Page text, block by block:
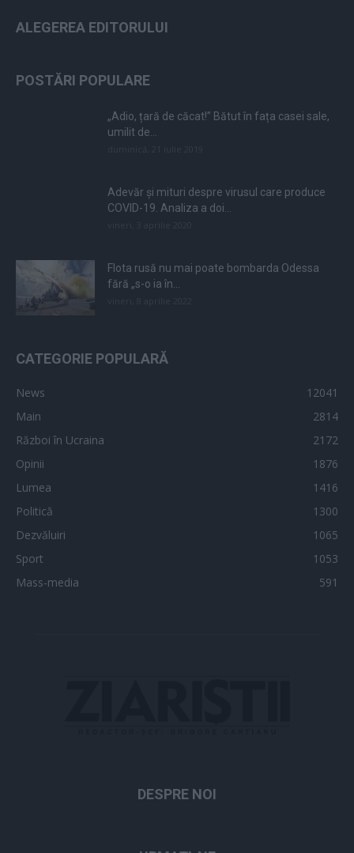
ALEGEREA EDITORULUI
POSTĂRI POPULARE
„Adio, țară de căcat!” Bătut în fața casei sale,
umilit de...
Adevăr și mituri despre virusul care produce
COVID-19. Analiza a doi...
Flota rusă nu mai poate bombarda Odessa
fără „s-o ia în...
CATEGORIE POPULARĂ
News
12041
Main
2814
Război în Ucraina
2172
Opinii
1876
Lumea
1416
Politică
1300
Dezvăluiri
1065
Sport
1053
Mass-media
591
DESPRE NOI